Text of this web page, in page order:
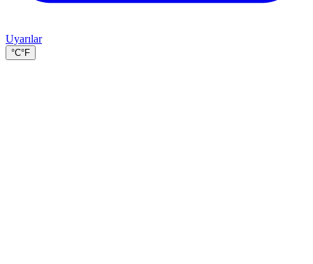
Uyarılar
°C°F